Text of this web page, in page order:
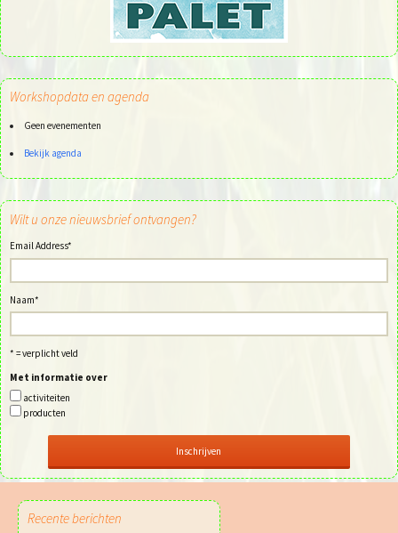
Workshopdata en agenda
Geen evenementen
Bekijk agenda
Wilt u onze nieuwsbrief ontvangen?
Email Address*
Naam*
* = verplicht veld
Met informatie over
activiteiten
producten
Recente berichten